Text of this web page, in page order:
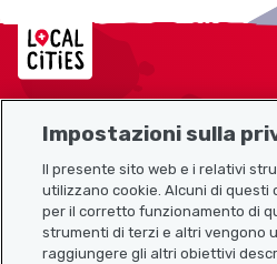
Localcities
Link utili
Impostazioni sulla
Il presente sito web e i relativi
utilizzano cookie. Alcuni di questi
per il corretto funzionamento di
strumenti di terzi e altri vengono
raggiungere gli altri obiettivi